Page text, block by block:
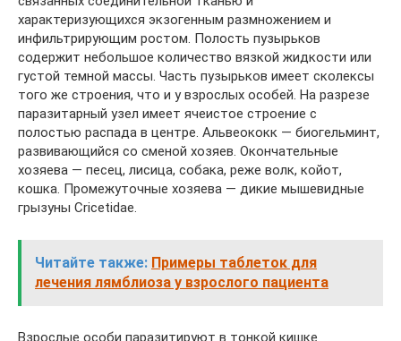
характеризующихся экзогенным размножением и
инфильтрирующим ростом. Полость пузырьков
содержит небольшое количество вязкой жидкости или
густой темной массы. Часть пузырьков имеет сколексы
того же строения, что и у взрослых особей. На разрезе
паразитарный узел имеет ячеистое строение с
полостью распада в центре. Альвеококк — биогельминт,
развивающийся со сменой хозяев. Окончательные
хозяева — песец, лисица, собака, реже волк, койот,
кошка. Промежуточные хозяева — дикие мышевидные
грызуны Cricetidae.
Читайте также: Примеры таблеток для
лечения лямблиоза у взрослого пациента
Взрослые особи паразитируют в тонкой кишке